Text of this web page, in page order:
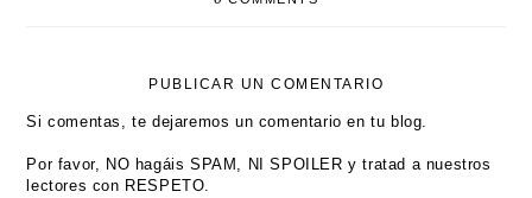
PUBLICAR UN COMENTARIO
Si comentas, te dejaremos un comentario en tu blog.
Por favor, NO hagáis SPAM, NI SPOILER y tratad a nuestros
lectores con RESPETO.